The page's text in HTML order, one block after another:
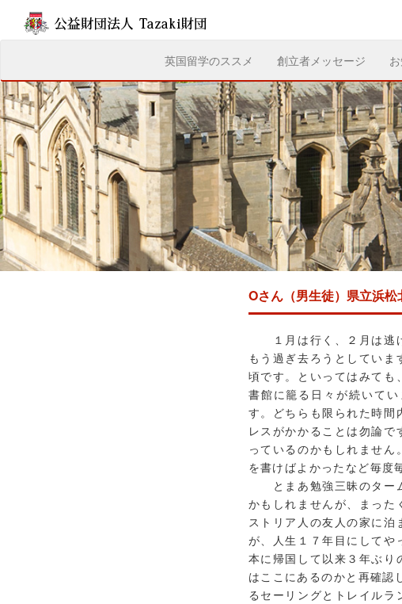
英国留学のススメ (current)創立者メッセージ
Oさん（男生徒）県立浜
１月は行く、２月は逃げ
もう過ぎ去ろうとしてい
頃です。といってはみても
書館に籠る日々が続いて
す。どちらも限られた時間
レスがかかることは勿論
っているのかもしれませ
を書けばよかったなど毎度
とまあ勉強三昧のターム
かもしれませんが、まった
ストリア人の友人の家に
が、人生１７年目にしてや
本に帰国して以来３年ぶ
はここにあるのかと再確認
るセーリングとトレイル